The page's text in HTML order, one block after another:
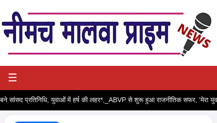
☰
बने सांसद प्रतिनिधि, युवाओं में हर्ष की लहर*,_ABVP से शुरू हुआ राजनीतिक सफर, 'मेरा युवा